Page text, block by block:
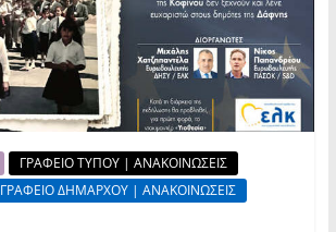
ΓΡΑΦΕΙΟ ΤΥΠΟΥ | ΑΝΑΚΟΙΝΩΣΕΙΣ
ΓΡΑΦΕΙΟ ΔΗΜΑΡΧΟΥ | ΑΝΑΚΟΙΝΩΣΕΙΣ